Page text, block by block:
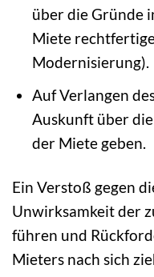
über die Gründe
Miete
Modernisierung).
Auf Verlangen
Auskunft über
der Miete geben.
Ein Verstoß gegen
Unwirksamkeit der
führen und
Mieters nach sich